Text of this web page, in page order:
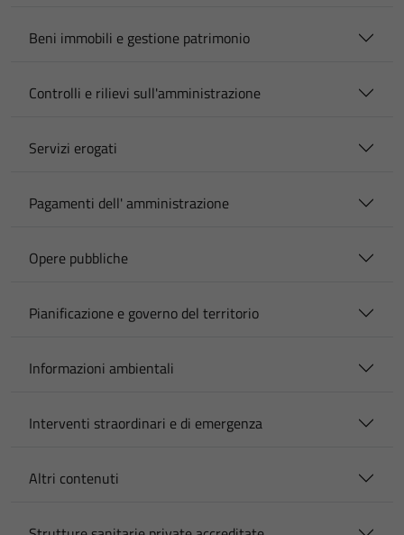
Beni immobili e gestione patrimonio
Controlli e rilievi sull'amministrazione
Servizi erogati
Pagamenti dell' amministrazione
Opere pubbliche
Pianificazione e governo del territorio
Informazioni ambientali
Interventi straordinari e di emergenza
Altri contenuti